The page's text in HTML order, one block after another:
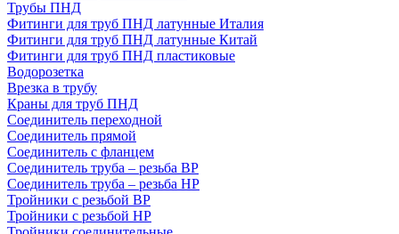
Трубы ПНД
Фитинги для труб ПНД латунные Италия
Фитинги для труб ПНД латунные Китай
Фитинги для труб ПНД пластиковые
Водорозетка
Врезка в трубу
Краны для труб ПНД
Соединитель переходной
Соединитель прямой
Соединитель с фланцем
Соединитель труба – резьба ВР
Соединитель труба – резьба НР
Тройники с резьбой ВР
Тройники с резьбой НР